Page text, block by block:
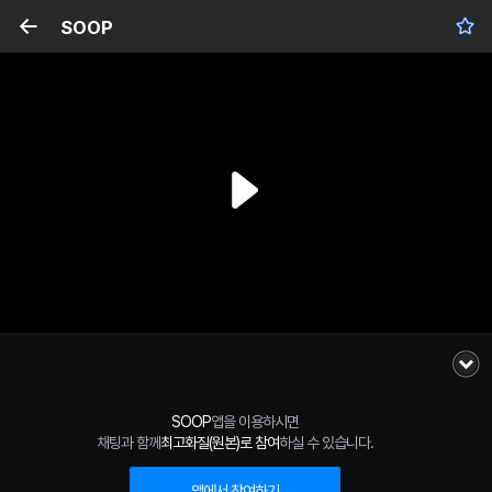
SOOP
SOOP앱을 이용하시면
채팅과 함께최고화질(원본)로 참여하실 수 있습니다.